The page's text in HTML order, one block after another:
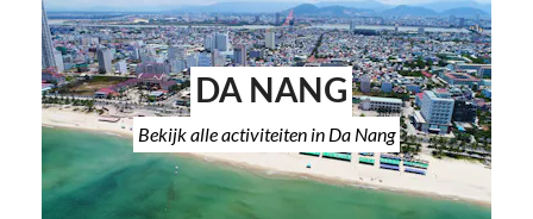
DA NANG
Bekijk alle activiteiten in Da Nang